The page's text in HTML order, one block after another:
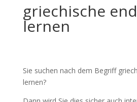
griechische
lernen
Sie suchen nach dem Begriff
lernen?